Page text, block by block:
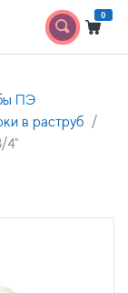
0
ПЭ
в раструб
4"